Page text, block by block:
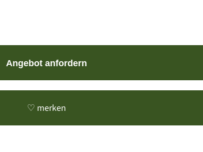
Angebot anfordern
♡ merken